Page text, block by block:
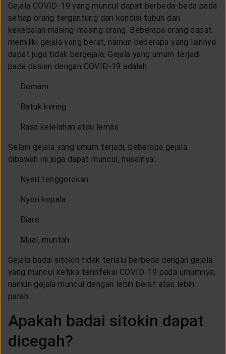
Gejala COVID-19 yang muncul dapat berbeda-beda pada
setiap orang tergantung dari kondisi tubuh dan
kekebalan masing-masing orang. Beberapa orang dapat
memiliki gejala yang berat, namun beberapa yang lainnya
dapat juga tidak bergejala. Gejala yang umum terjadi
pada pasien dengan COVID-19 adalah:
Demam
Batuk kering
Rasa kelelahan atau lemas
Selain gejala yang umum terjadi, beberapa gejala
dibawah ini juga dapat muncul, misalnya:
Nyeri tenggorokan
Nyeri kepala
Diare
Mual, muntah
Gejala badai sitokin tidak terlalu berbeda dengan gejala
yang muncul ketika terinfeksi COVID-19 pada umumnya,
namun gejala muncul dengan lebih berat atau lebih
parah.
Apakah badai sitokin dapat
dicegah?